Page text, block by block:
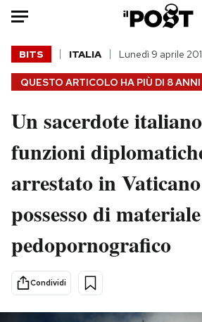
Auto
HOME
Italia
Politica
Tecnologia
Scienza
Economia
Sport
Moda
Ok
Media
QUESTO ARTICOLO HA PIÙ DI 8 ANNI
BITS ITALIA Lunedì 9 aprile
Un sacerdote
funzioni
arrestato in
possesso di materiale
pedopornografico
Condividi